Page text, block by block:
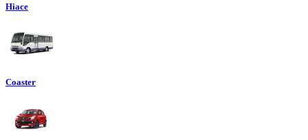
Hiace
Coaster